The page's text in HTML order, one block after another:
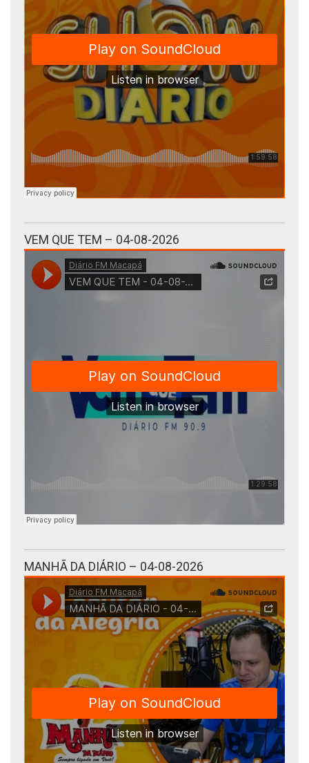
VEM QUE TEM – 04-08-2026
MANHÃ DA DIÁRIO – 04-08-2026